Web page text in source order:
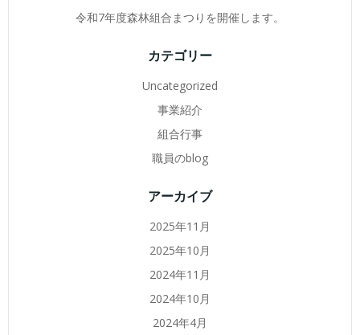
令和7年度森林組合まつりを開催します。
カテゴリー
Uncategorized
事業紹介
組合行事
職員のblog
アーカイブ
2025年11月
2025年10月
2024年11月
2024年10月
2024年4月